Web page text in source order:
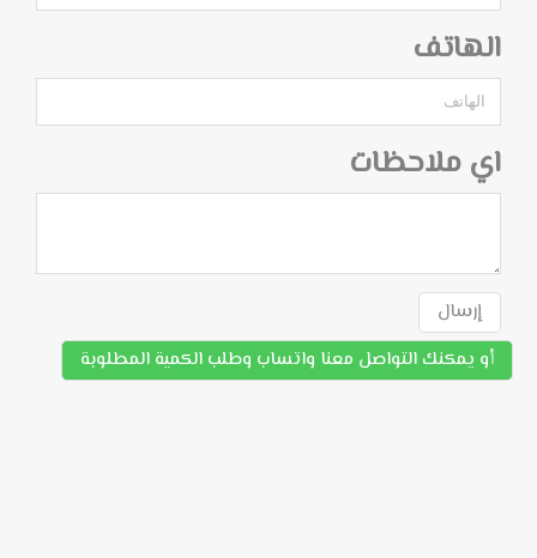
الهاتف
اي ملاحظات
إرسال
أو يمكنك التواصل معنا واتساب وطلب الكمية المطلوبة